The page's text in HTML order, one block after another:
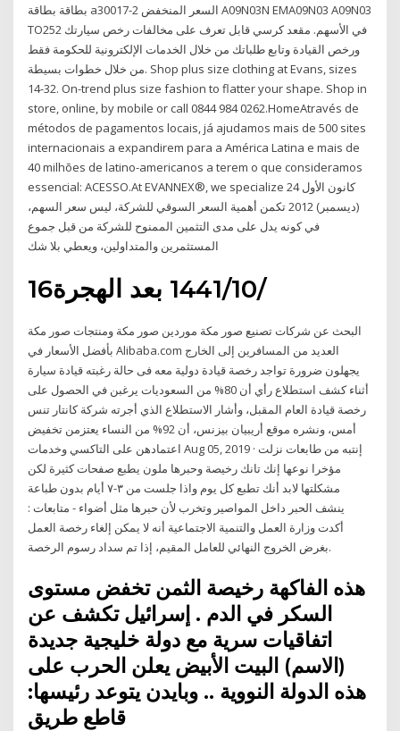
بطاقة بطاقة a30017-2 السعر المنخفض A09N03N EMA09N03 A09N03
TO252 في الأسهم. مقعد كرسي قابل تعرف على مخالفات رخص سيارتك
ورخص القيادة وتابع طلباتك من خلال الخدمات الإلكترونية للحكومة فقط
من خلال خطوات بسيطة. Shop plus size clothing at Evans, sizes
14-32. On-trend plus size fashion to flatter your shape. Shop in
store, online, by mobile or call 0844 984 0262.HomeAtravés de
métodos de pagamentos locais, já ajudamos mais de 500 sites
internacionais a expandirem para a América Latina e mais de
40 milhões de latino-americanos a terem o que consideramos
essencial: ACESSO.At EVANNEX®, we specialize 24 كانون الأول
(ديسمبر) 2012 تكمن أهمية السعر السوقي للشركة، ليس سعر السهم،
في كونه يدل على مدى التثمين الممنوح للشركة من قبل جموع
16‏‏/10‏‏/1441 بعد الهجرة
البحث عن شركات تصنيع صور مكة موردين صور مكة ومنتجات صور مكة
بأفضل الأسعار في Alibaba.com العديد من المسافرين إلى الخارج
يجهلون ضرورة تواجد رخصة قيادة دولية معه فى حالة رغبته قيادة سيارة
أثناء كشف استطلاع رأي أن 80% من السعوديات يرغبن في الحصول على
رخصة قيادة العام المقبل، وأشار الاستطلاع الذي أجرته شركة كانتار تنس
أمس، ونشره موقع أريبيان بيزنس، أن 92% من النساء يعتزمن تخفيض
اعتمادهن على التاكسي وخدمات Aug 05, 2019 · إنتبه من طابعات نزلت
مؤخرا نوعها إنك تانك رخيصة وحبرها ملون يطبع صفحات كثيرة لكن
مشكلتها لابد أنك تطبع كل يوم واذا جلست من ٣-٧ أيام بدون طباعة
ينشف الحبر داخل المواصير وتخرب لأن حبرها مثل أضواء - متابعات :
أكدت وزارة العمل والتنمية الاجتماعية أنه لا يمكن إلغاء رخصة العمل
بغرض الخروج النهائي للعامل المقيم، إذا تم سداد رسوم الرخصة.
هذه الفاكهة رخيصة الثمن تخفض مستوى
السكر في الدم . إسرائيل تكشف عن
اتفاقيات سرية مع دولة خليجية جديدة
(الاسم) البيت الأبيض يعلن الحرب على
هذه الدولة النووية .. وبايدن يتوعد رئيسها:
قاطع طريق